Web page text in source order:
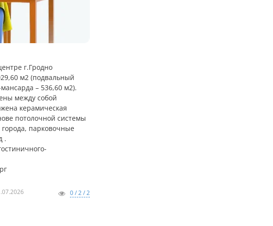
г.Гродно
м2 (подвальный
– 536,60 м2).
между собой
керамическая
потолочной системы
парковочные
.
0 / 2 / 2